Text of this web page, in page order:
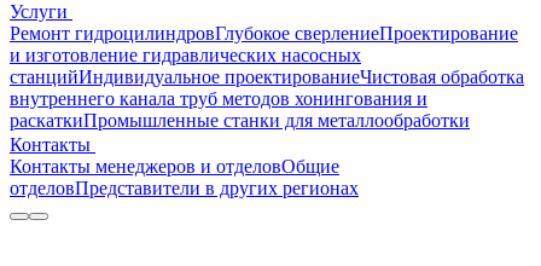
Услуги
Ремонт гидроцилиндровГлубокое сверлениеПроектирование
и изготовление гидравлических насосных
станцийИндивидуальное проектированиеЧистовая обработка
внутреннего канала труб методов хонингования и
раскаткиПромышленные станки для металлообработки
Контакты
Контакты менеджеров и отделовОбщие
отделовПредставители в других регионах